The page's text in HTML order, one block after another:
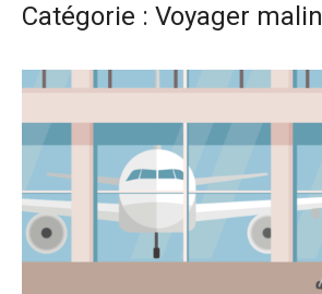
Catégorie : Voyager malin